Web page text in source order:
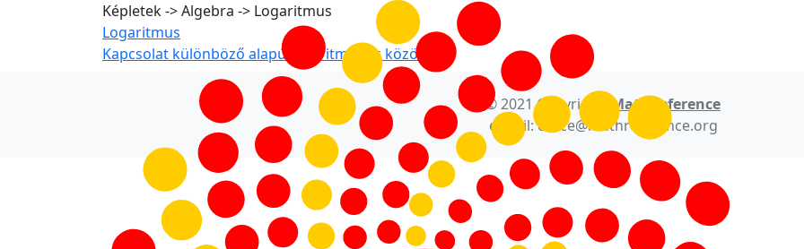
Képletek -> Algebra -> Logaritmus
Logaritmus
Kapcsolat különböző alapú logaritmusok között
© 2021 Copyright:
MathReference
e-mail: office@mathreference.org